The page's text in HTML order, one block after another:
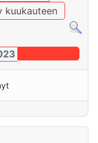
kuukauteen